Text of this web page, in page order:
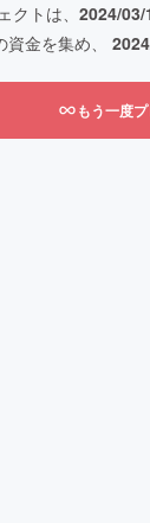
クトは、 2024/03/
資金を集め、
もう一度